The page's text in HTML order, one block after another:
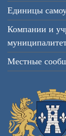
Единицы
Компании и
Местные